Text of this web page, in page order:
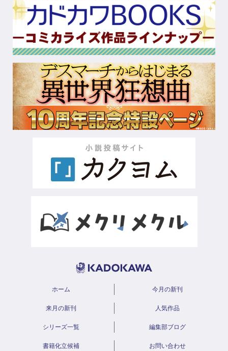
ホーム 今月の新刊
来月の新刊 人気作品
シリーズ一覧 編集部ブログ
書籍化立候補 お問い合わせ